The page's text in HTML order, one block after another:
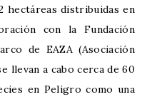
hectáreas distribuidas en
con la Fundación
de EAZA (Asociación
llevan a cabo cerca de 60
en Peligro como una